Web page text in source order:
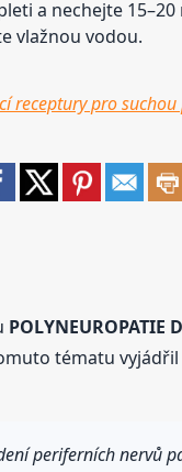
a nechejte
vlažnou vodou.
receptury pro suchou
POLYNEUROPATIE
tématu vyjádřil
periferních nervů